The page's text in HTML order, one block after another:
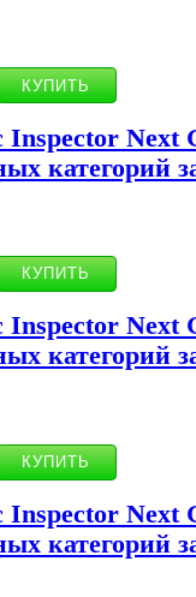
Next
категорий
Next
категорий
Next
категорий